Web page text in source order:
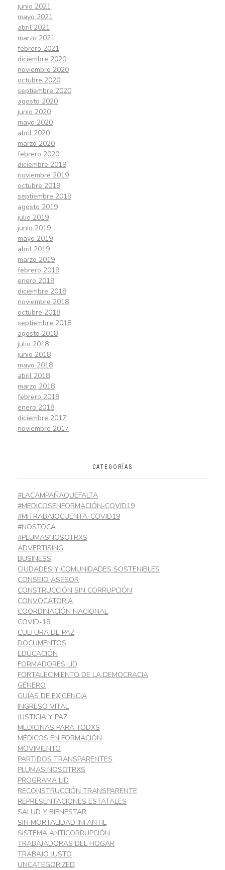
junio 2021
mayo 2021
abril 2021
marzo 2021
febrero 2021
diciembre 2020
noviembre 2020
octubre 2020
septiembre 2020
agosto 2020
junio 2020
mayo 2020
abril 2020
marzo 2020
febrero 2020
diciembre 2019
noviembre 2019
octubre 2019
septiembre 2019
agosto 2019
julio 2019
junio 2019
mayo 2019
abril 2019
marzo 2019
febrero 2019
enero 2019
diciembre 2018
noviembre 2018
octubre 2018
septiembre 2018
agosto 2018
julio 2018
junio 2018
mayo 2018
abril 2018
marzo 2018
febrero 2018
enero 2018
diciembre 2017
noviembre 2017
CATEGORÍAS
#LACAMPAÑAQUEFALTA
#MEDICOSENFORMACIÓN-COVID19
#MITRABAJOCUENTA-COVID19
#NOSTOCA
#PLUMASNOSOTRXS
ADVERTISING
BUSINESS
CIUDADES Y COMUNIDADES SOSTENIBLES
CONSEJO ASESOR
CONSTRUCCIÓN SIN CORRUPCIÓN
CONVOCATORIA
COORDINACIÓN NACIONAL
COVID-19
CULTURA DE PAZ
DOCUMENTOS
EDUCACIÓN
FORMADORES LID
FORTALECIMIENTO DE LA DEMOCRACIA
GÉNERO
GUÍAS DE EXIGENCIA
INGRESO VITAL
JUSTICIA Y PAZ
MEDICINAS PARA TODXS
MÉDICOS EN FORMACIÓN
MOVIMIENTO
PARTIDOS TRANSPARENTES
PLUMAS NOSOTRXS
PROGRAMA LID
RECONSTRUCCIÓN TRANSPARENTE
REPRESENTACIONES ESTATALES
SALUD Y BIENESTAR
SIN MORTALIDAD INFANTIL
SISTEMA ANTICORRUPCIÓN
TRABAJADORAS DEL HOGAR
TRABAJO JUSTO
UNCATEGORIZED